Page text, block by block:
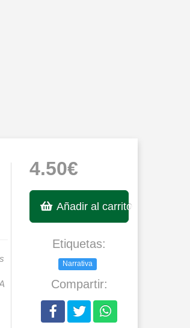
4.50€
Añadir al carrito
Etiquetas:
Narrativa
Compartir: